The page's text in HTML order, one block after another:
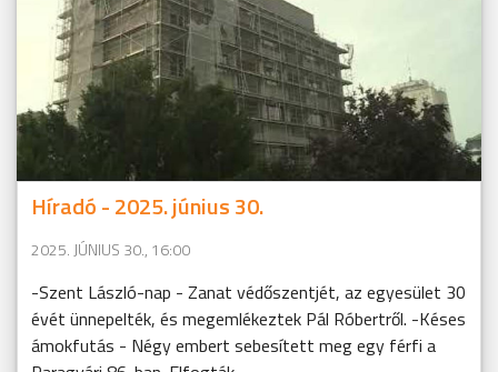
Híradó - 2025. június 30.
2025. JÚNIUS 30., 16:00
-Szent László-nap - Zanat védőszentjét, az egyesület 30
évét ünnepelték, és megemlékeztek Pál Róbertről. -Késes
ámokfutás - Négy embert sebesített meg egy férfi a